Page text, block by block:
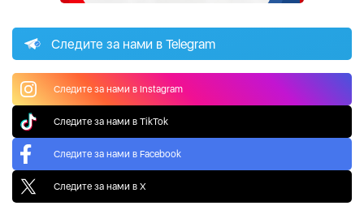
Следите за нами в Telegram
Следите за нами в Instagram
Следите за нами в TikTok
Следите за нами в Facebook
Следите за нами в X